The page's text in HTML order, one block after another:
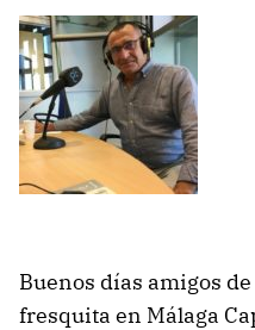
Buenos días amigos
fresquita en Málaga